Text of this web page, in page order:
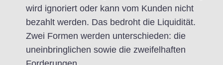
wird ignoriert oder kann vom Kunden nicht
bezahlt werden. Das bedroht die Liquidität.
Zwei Formen werden unterschieden: die
uneinbringlichen sowie die zweifelhaften